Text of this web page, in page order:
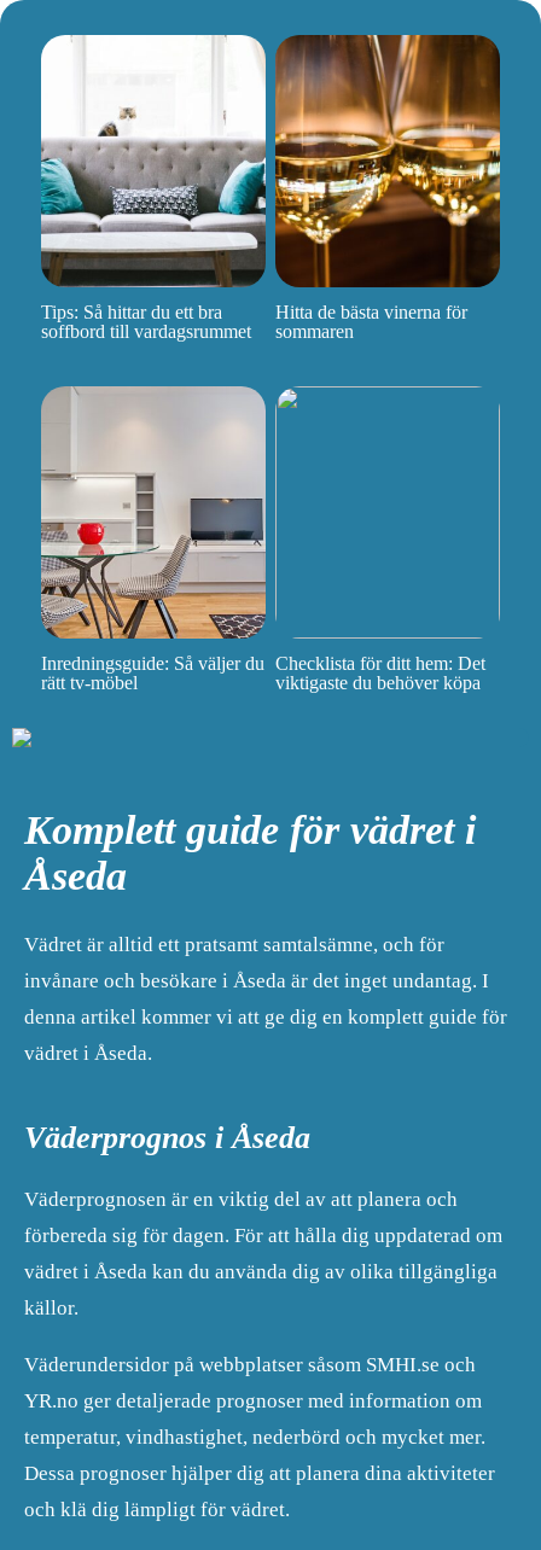
Tips: Så hittar du ett bra
soffbord till vardagsrummet
Hitta de bästa vinerna för
sommaren
Inredningsguide: Så väljer du
rätt tv-möbel
Checklista för ditt hem: Det
viktigaste du behöver köpa
Komplett guide för vädret i
Åseda
Vädret är alltid ett pratsamt samtalsämne, och för
invånare och besökare i Åseda är det inget undantag. I
denna artikel kommer vi att ge dig en komplett guide för
vädret i Åseda.
Väderprognos i Åseda
Väderprognosen är en viktig del av att planera och
förbereda sig för dagen. För att hålla dig uppdaterad om
vädret i Åseda kan du använda dig av olika tillgängliga
källor.
Väderundersidor på webbplatser såsom SMHI.se och
YR.no ger detaljerade prognoser med information om
temperatur, vindhastighet, nederbörd och mycket mer.
Dessa prognoser hjälper dig att planera dina aktiviteter
och klä dig lämpligt för vädret.